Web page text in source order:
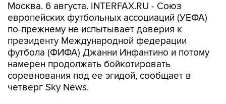
Москва. 6 августа. INTERFAX.RU - Союз
европейских футбольных ассоциаций (УЕФА)
по-прежнему не испытывает доверия к
президенту Международной федерации
футбола (ФИФА) Джанни Инфантино и потому
намерен продолжать бойкотировать
соревнования под ее эгидой, сообщает в
четверг Sky News.